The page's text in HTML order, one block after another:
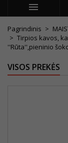

Pagrindinis
Tirpios kavos,
''Rūta'',pieninio
VISOS PREKĖS